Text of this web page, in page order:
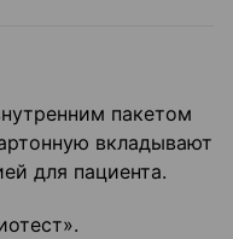
пакетом
вкладывают
для пациента.